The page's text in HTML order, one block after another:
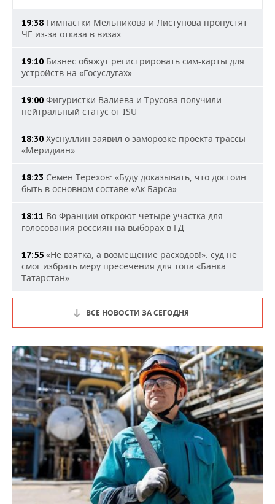
19:38 Гимнастки Мельникова и Листунова пропустят
ЧЕ из-за отказа в визах
19:10 Бизнес обяжут регистрировать сим-карты для
устройств на «Госуслугах»
19:00 Фигуристки Валиева и Трусова получили
нейтральный статус от ISU
18:30 Хуснуллин заявил о заморозке проекта трассы
«Меридиан»
18:23 Семен Терехов: «Буду доказывать, что достоин
быть в основном составе «Ак Барса»
18:11 Во Франции откроют четыре участка для
голосования россиян на выборах в ГД
17:55 «Не взятка, а возмещение расходов!»: суд не
смог избрать меру пресечения для топа «Банка
Татарстан»
ВСЕ НОВОСТИ ЗА СЕГОДНЯ